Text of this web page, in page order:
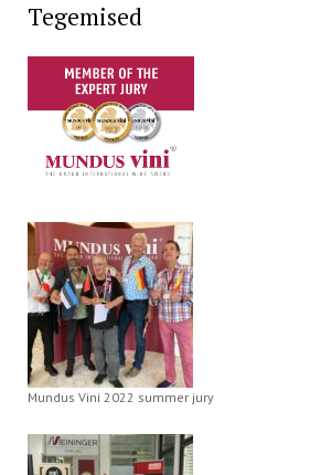
Tegemised
Mundus Vini 2022 summer jury